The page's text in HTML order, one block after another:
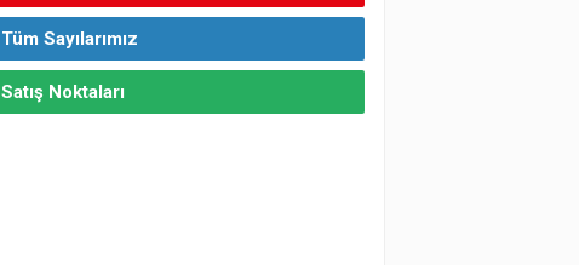
Tüm Sayılarımız
Satış Noktaları